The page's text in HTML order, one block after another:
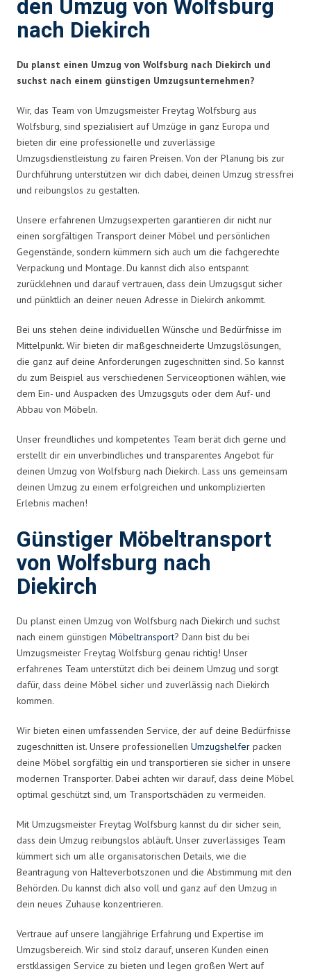
den Umzug von Wolfsburg
nach Diekirch
Du planst einen Umzug von Wolfsburg nach Diekirch und
suchst nach einem günstigen Umzugsunternehmen?
Wir, das Team von Umzugsmeister Freytag Wolfsburg aus
Wolfsburg, sind spezialisiert auf Umzüge in ganz Europa und
bieten dir eine professionelle und zuverlässige
Umzugsdienstleistung zu fairen Preisen. Von der Planung bis zur
Durchführung unterstützen wir dich dabei, deinen Umzug stressfrei
und reibungslos zu gestalten.
Unsere erfahrenen Umzugsexperten garantieren dir nicht nur
einen sorgfältigen Transport deiner Möbel und persönlichen
Gegenstände, sondern kümmern sich auch um die fachgerechte
Verpackung und Montage. Du kannst dich also entspannt
zurücklehnen und darauf vertrauen, dass dein Umzugsgut sicher
und pünktlich an deiner neuen Adresse in Diekirch ankommt.
Bei uns stehen deine individuellen Wünsche und Bedürfnisse im
Mittelpunkt. Wir bieten dir maßgeschneiderte Umzugslösungen,
die ganz auf deine Anforderungen zugeschnitten sind. So kannst
du zum Beispiel aus verschiedenen Serviceoptionen wählen, wie
dem Ein- und Auspacken des Umzugsguts oder dem Auf- und
Abbau von Möbeln.
Unser freundliches und kompetentes Team berät dich gerne und
erstellt dir ein unverbindliches und transparentes Angebot für
deinen Umzug von Wolfsburg nach Diekirch. Lass uns gemeinsam
deinen Umzug zu einem erfolgreichen und unkomplizierten
Erlebnis machen!
Günstiger Möbeltransport
von Wolfsburg nach
Diekirch
Du planst einen Umzug von Wolfsburg nach Diekirch und suchst
nach einem günstigen Möbeltransport? Dann bist du bei
Umzugsmeister Freytag Wolfsburg genau richtig! Unser
erfahrenes Team unterstützt dich bei deinem Umzug und sorgt
dafür, dass deine Möbel sicher und zuverlässig nach Diekirch
kommen.
Wir bieten einen umfassenden Service, der auf deine Bedürfnisse
zugeschnitten ist. Unsere professionellen Umzugshelfer packen
deine Möbel sorgfältig ein und transportieren sie sicher in unsere
modernen Transporter. Dabei achten wir darauf, dass deine Möbel
optimal geschützt sind, um Transportschäden zu vermeiden.
Mit Umzugsmeister Freytag Wolfsburg kannst du dir sicher sein,
dass dein Umzug reibungslos abläuft. Unser zuverlässiges Team
kümmert sich um alle organisatorischen Details, wie die
Beantragung von Halteverbotszonen und die Abstimmung mit den
Behörden. Du kannst dich also voll und ganz auf den Umzug in
dein neues Zuhause konzentrieren.
Vertraue auf unsere langjährige Erfahrung und Expertise im
Umzugsbereich. Wir sind stolz darauf, unseren Kunden einen
erstklassigen Service zu bieten und legen großen Wert auf